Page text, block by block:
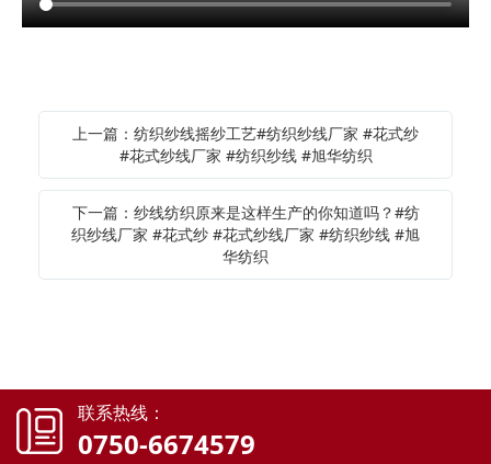
上一篇：纺织纱线摇纱工艺#纺织纱线厂家 #花式纱
#花式纱线厂家 #纺织纱线 #旭华纺织
下一篇：纱线纺织原来是这样生产的你知道吗？#纺
织纱线厂家 #花式纱 #花式纱线厂家 #纺织纱线 #旭
华纺织
联系热线：
0750-6674579